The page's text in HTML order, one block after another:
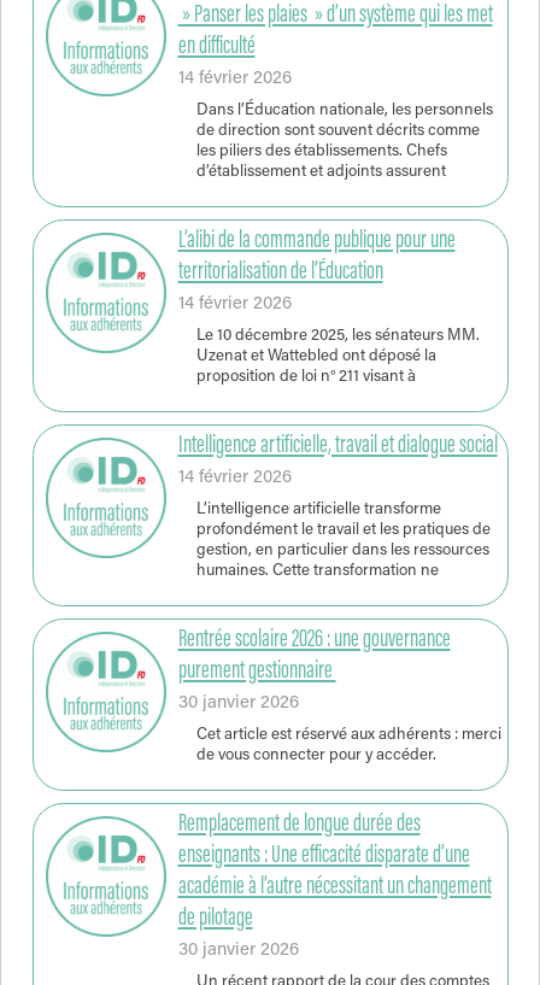
» Panser les plaies » d’un système qui les met
en difficulté
14 février 2026
Dans l’Éducation nationale, les personnels
de direction sont souvent décrits comme
les piliers des établissements. Chefs
d’établissement et adjoints assurent
L’alibi de la commande publique pour une
territorialisation de l’Éducation
14 février 2026
Le 10 décembre 2025, les sénateurs MM.
Uzenat et Wattebled ont déposé la
proposition de loi n° 211 visant à
Intelligence artificielle, travail et dialogue social
14 février 2026
L’intelligence artificielle transforme
profondément le travail et les pratiques de
gestion, en particulier dans les ressources
humaines. Cette transformation ne
Rentrée scolaire 2026 : une gouvernance
purement gestionnaire
30 janvier 2026
Cet article est réservé aux adhérents : merci
de vous connecter pour y accéder.
Remplacement de longue durée des
enseignants : Une efficacité disparate d’une
académie à l’autre nécessitant un changement
de pilotage
30 janvier 2026